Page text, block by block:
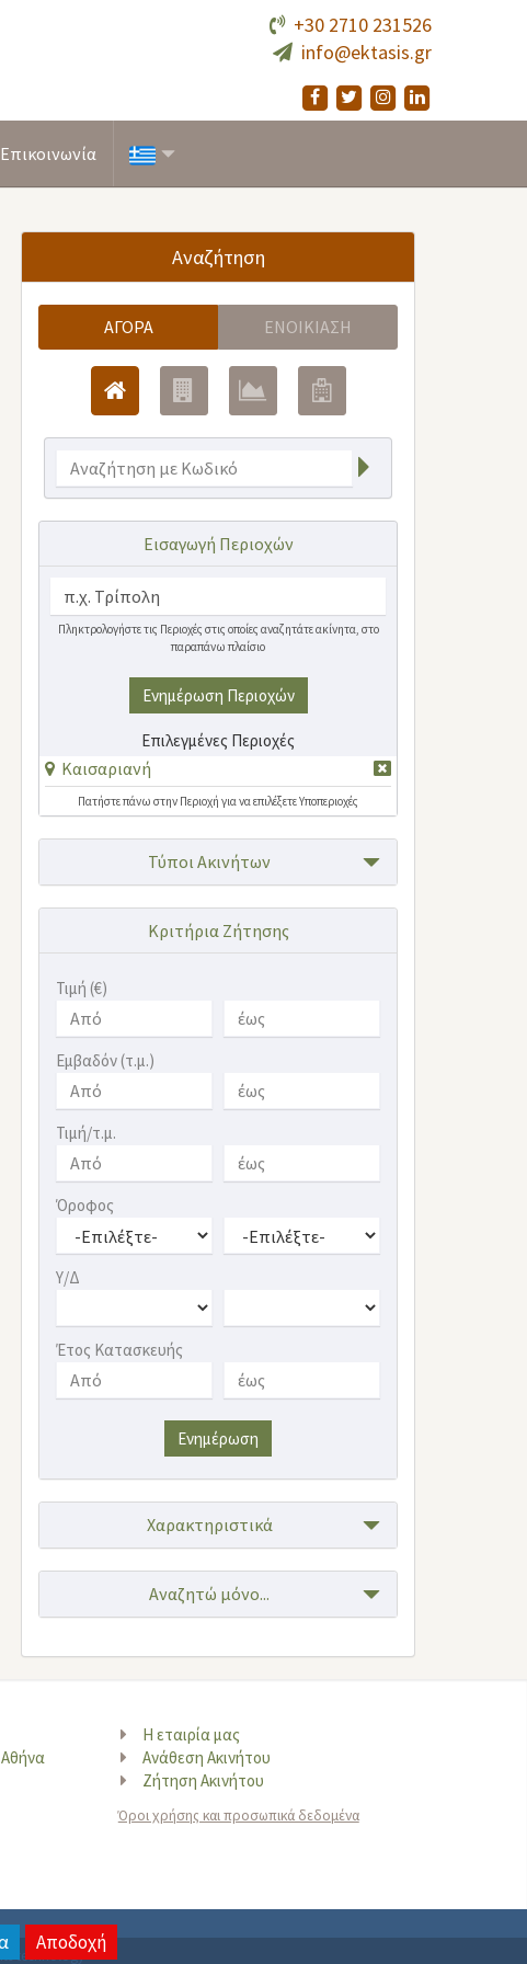
Αποδοχή
+30 2710 231526
info@ektasis.gr
Επικοινωνία
Αναζήτηση
ΑΓΟΡΆ ΕΝΟΙΚΊΑΣΗ
Εισαγωγή Περιοχών
Πληκτρολογήστε τις Περιοχές στις οποίες αναζητάτε ακίνητα, στο
παραπάνω πλαίσιο
Ενημέρωση Περιοχών
Επιλεγμένες Περιοχές
Καισαριανή
Πατήστε πάνω στην Περιοχή για να επιλέξετε Υποπεριοχές
Τύποι Ακινήτων
Κριτήρια Ζήτησης
Τιμή (€)
Εμβαδόν (τ.μ.)
Τιμή/τ.μ.
Όροφος
Υ/Δ
Έτος Κατασκευής
Ενημέρωση
Χαρακτηριστικά
Αναζητώ μόνο...
Η εταιρία μας
Ανάθεση Ακινήτου
Ζήτηση Ακινήτου
Όροι χρήσης και προσωπικά δεδομένα
technology